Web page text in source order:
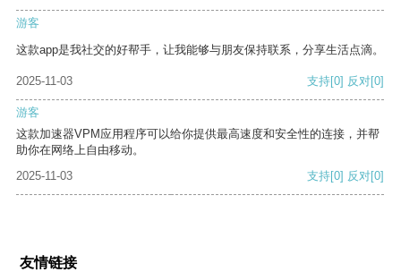
游客
这款app是我社交的好帮手，让我能够与朋友保持联系，分享生活点滴。
2025-11-03 支持[0] 反对[0]
游客
这款加速器VPM应用程序可以给你提供最高速度和安全性的连接，并帮
助你在网络上自由移动。
2025-11-03
支持[0] 反对[0]
友情链接